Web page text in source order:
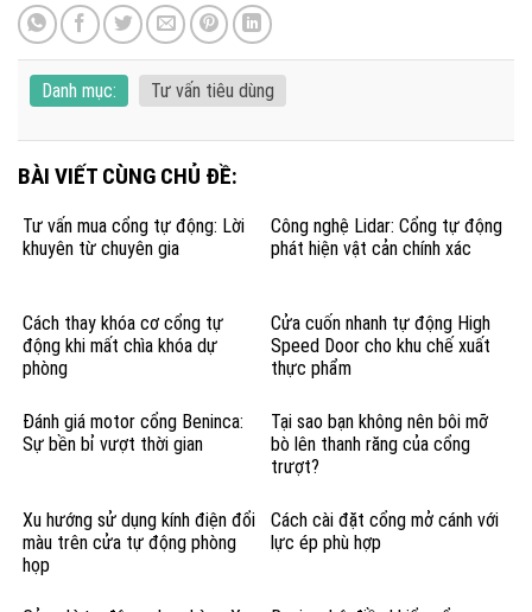
Danh mục: Tư vấn tiêu dùng
BÀI VIẾT CÙNG CHỦ ĐỀ:
Tư vấn mua cổng tự động: Lời
khuyên từ chuyên gia
Công nghệ Lidar: Cổng tự động
phát hiện vật cản chính xác
Cách thay khóa cơ cổng tự
động khi mất chìa khóa dự
phòng
Cửa cuốn nhanh tự động High
Speed Door cho khu chế xuất
thực phẩm
Đánh giá motor cổng Beninca:
Sự bền bỉ vượt thời gian
Tại sao bạn không nên bôi mỡ
bò lên thanh răng của cổng
trượt?
Xu hướng sử dụng kính điện đổi
màu trên cửa tự động phòng
họp
Cách cài đặt cổng mở cánh với
lực ép phù hợp